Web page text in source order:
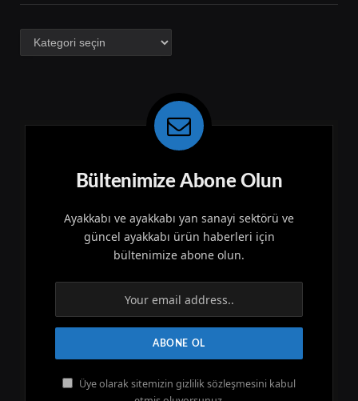
Kategoriler
Bültenimize Abone Olun
Ayakkabı ve ayakkabı yan sanayi sektörü ve
güncel ayakkabı ürün haberleri için
bültenimize abone olun.
Üye olarak sitemizin gizlilik sözleşmesini kabul